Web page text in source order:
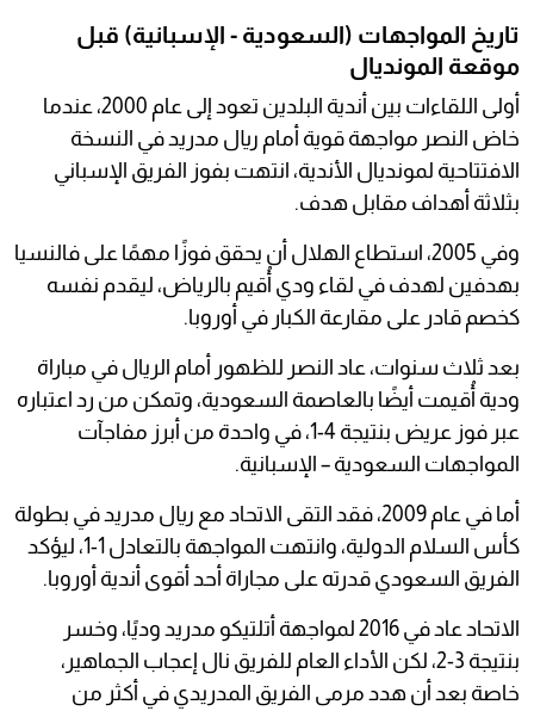
تاريخ المواجهات (السعودية - الإسبانية) قبل
موقعة المونديال
أولى اللقاءات بين أندية البلدين تعود إلى عام 2000، عندما
خاض النصر مواجهة قوية أمام ريال مدريد في النسخة
الافتتاحية لمونديال الأندية، انتهت بفوز الفريق الإسباني
بثلاثة أهداف مقابل هدف.
وفي 2005، استطاع الهلال أن يحقق فوزًا مهمًا على فالنسيا
بهدفين لهدف في لقاء ودي أُقيم بالرياض، ليقدم نفسه
كخصم قادر على مقارعة الكبار في أوروبا.
بعد ثلاث سنوات، عاد النصر للظهور أمام الريال في مباراة
ودية أُقيمت أيضًا بالعاصمة السعودية، وتمكن من رد اعتباره
عبر فوز عريض بنتيجة 4-1، في واحدة من أبرز مفاجآت
المواجهات السعودية – الإسبانية.
أما في عام 2009، فقد التقى الاتحاد مع ريال مدريد في بطولة
كأس السلام الدولية، وانتهت المواجهة بالتعادل 1-1، ليؤكد
الفريق السعودي قدرته على مجاراة أحد أقوى أندية أوروبا.
الاتحاد عاد في 2016 لمواجهة أتلتيكو مدريد وديًا، وخسر
بنتيجة 3-2، لكن الأداء العام للفريق نال إعجاب الجماهير،
خاصة بعد أن هدد مرمى الفريق المدريدي في أكثر من